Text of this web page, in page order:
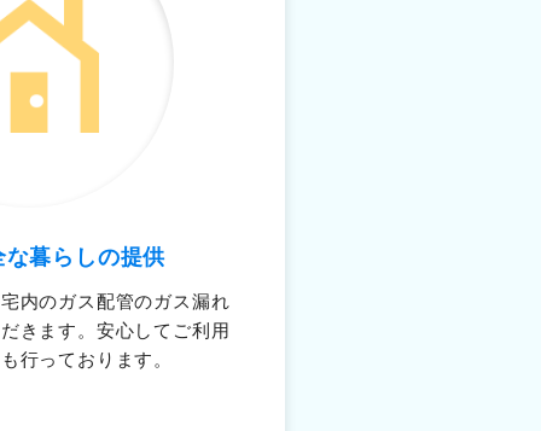
な暮らしの提供
内のガス配管のガス漏れ
きます。安心してご利用
行っております。